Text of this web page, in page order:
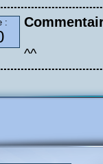
:
^^